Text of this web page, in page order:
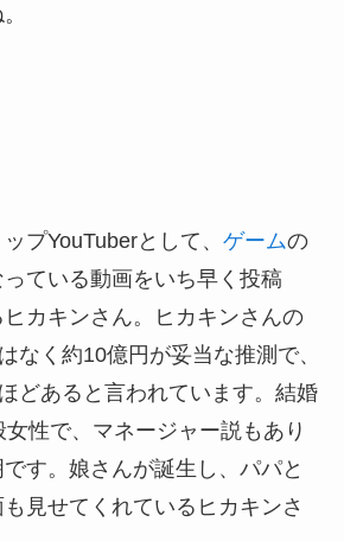
プYouTuberとして、 ゲームの
ている動画をいち早く投稿
カキンさん。ヒカキンさんの
なく約10億円が妥当な推測で、
どあると言われています。結婚
性で、マネージャー説もあり
す。娘さんが誕生し、パパと
見せてくれているヒカキンさ